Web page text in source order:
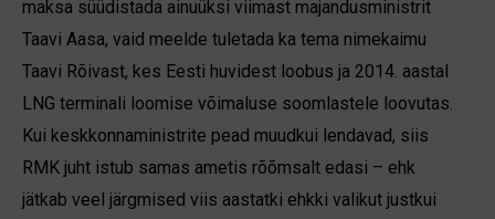
maksa süüdistada ainuüksi viimast majandus­ministrit
Taavi Aasa, vaid meelde tuletada ka tema nimekaimu
Taavi Rõivast, kes Eesti huvidest loobus ja 2014. aastal
LNG terminali loomise võimaluse soomlastele loovutas.
Kui keskkonnaministrite pead muudkui lendavad, siis
RMK juht istub samas ametis rõõmsalt edasi – ehk
jätkab veel järgmised viis aastatki ehkki valikut justkui